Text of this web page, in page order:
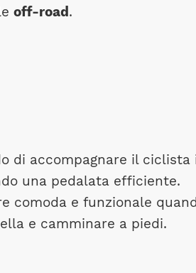
off-road .
di accompagnare il ciclista
una pedalata efficiente.
comoda e funzionale
e camminare a piedi.